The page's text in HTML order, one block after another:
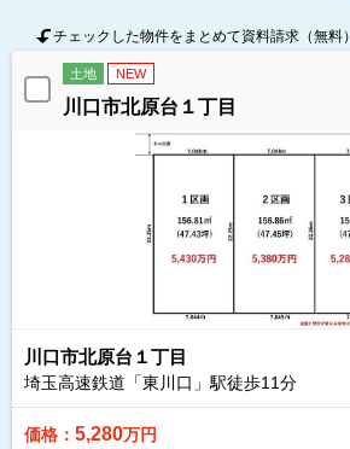
チェックした物件をまとめて資料請求（無料）
土地 NEW
川口市北原台１丁目
川口市北原台１丁目
埼玉高速鉄道「東川口」駅徒歩11分
価格： 5,280万円